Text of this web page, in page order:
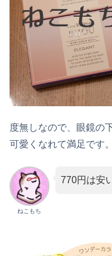
度無しなので、眼鏡の
可愛くなれて満足です。
ねこもち
770円は安